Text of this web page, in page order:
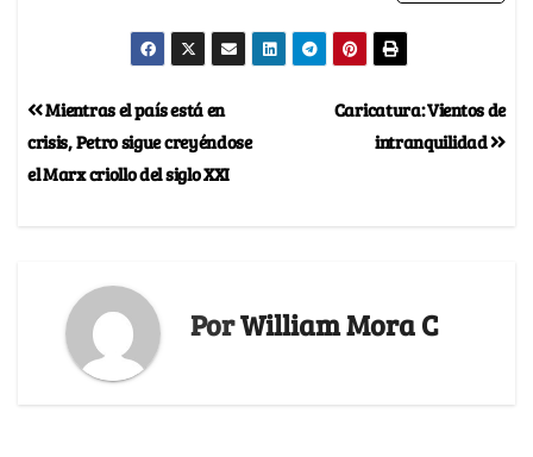
Caricatura: Vientos de
intranquilidad
Mientras el país está en
crisis, Petro sigue creyéndose
el Marx criollo del siglo XXI
PorWilliam Mora C